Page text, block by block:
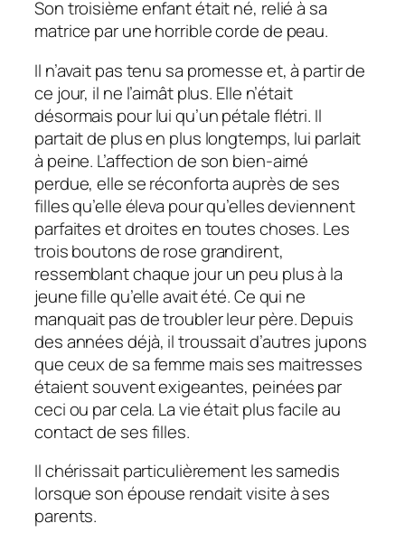
Son troisième enfant était né, relié à sa
matrice par une horrible corde de peau.
Il n’avait pas tenu sa promesse et, à partir de
ce jour, il ne l’aimât plus. Elle n’était
désormais pour lui qu’un pétale flétri. Il
partait de plus en plus longtemps, lui parlait
à peine. L’affection de son bien-aimé
perdue, elle se réconforta auprès de ses
filles qu’elle éleva pour qu’elles deviennent
parfaites et droites en toutes choses. Les
trois boutons de rose grandirent,
ressemblant chaque jour un peu plus à la
jeune fille qu’elle avait été. Ce qui ne
manquait pas de troubler leur père. Depuis
des années déjà, il troussait d’autres jupons
que ceux de sa femme mais ses maitresses
étaient souvent exigeantes, peinées par
ceci ou par cela. La vie était plus facile au
contact de ses filles.
Il chérissait particulièrement les samedis
lorsque son épouse rendait visite à ses
parents.